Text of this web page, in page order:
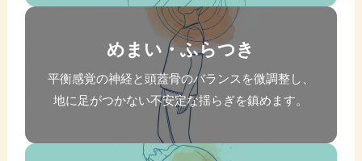
めまい・ふらつき
平衡感覚の神経と頭蓋骨のバランスを微調整し、
地に足がつかない不安定な揺らぎを鎮めます。